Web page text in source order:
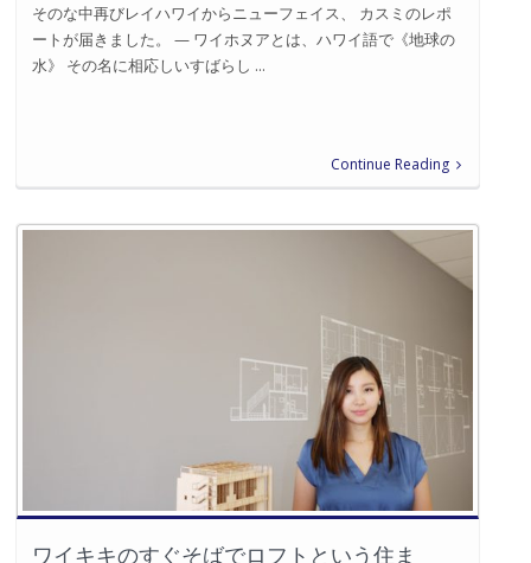
そのな中再びレイハワイからニューフェイス、 カスミのレポ
ートが届きました。 — ワイホヌアとは、ハワイ語で《地球の
水》 その名に相応しいすばらし ...
Continue Reading
ワイキキのすぐそばでロフトという住ま